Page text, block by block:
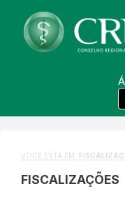
VOCÊ ESTÁ EM:
FISCALIZAÇÕES